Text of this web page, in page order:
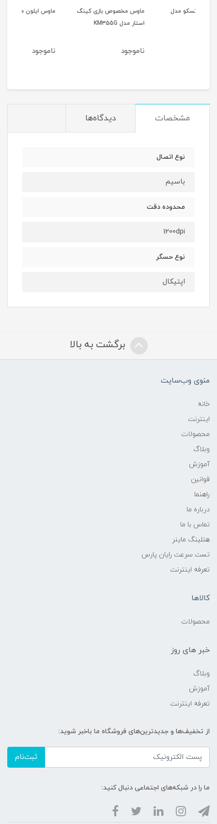
ماوس مخصوص بازی کینگ
ماوس ایلون مدل M600
مشخصات دیدگاه‌ها
نوع اتصال
با‌سیم
محدوده دقت
1200dpi
نوع حسگر
اپتیکال
برگشت به بالا
منوی وب‌سایت
خانه
اینترنت
محصولات
وبلاگ
آموزش
قوانین
راهنما
درباره ما
تماس با ما
هتلینگ ماینر
تست سرعت رایان پارس
تعرفه اینترنت
کالاها
محصولات
خبر های روز
وبلاگ
آموزش
تعرفه اینترنت
از تخفیف‌ها و جدیدترین‌های فروشگاه ما باخبر شوید:
ثبت‌نام
ما را در شبکه‌های اجتماعی دنبال کنید: